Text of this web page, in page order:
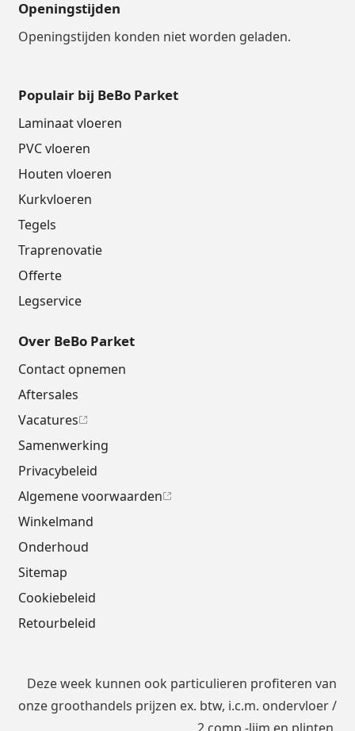
Openingstijden
Openingstijden konden niet worden geladen.
Populair bij BeBo Parket
Laminaat vloeren
PVC vloeren
Houten vloeren
Kurkvloeren
Tegels
Traprenovatie
Offerte
Legservice
Over BeBo Parket
Contact opnemen
Aftersales
Vacatures
Samenwerking
Privacybeleid
Algemene voorwaarden
Winkelmand
Onderhoud
Sitemap
Cookiebeleid
Retourbeleid
Deze week kunnen ook particulieren profiteren van
onze groothandels prijzen ex. btw, i.c.m. ondervloer/